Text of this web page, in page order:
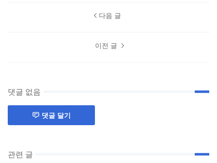
다음 글
이전 글
댓글 없음
댓글 달기
관련 글